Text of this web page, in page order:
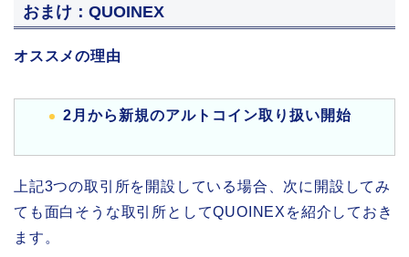
おまけ：QUOINEX
オススメの理由
2月から新規のアルトコイン取り扱い開始
上記3つの取引所を開設している場合、次に開設してみ
ても面白そうな取引所としてQUOINEXを紹介しておき
ます。